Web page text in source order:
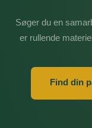
Søger du en
er rullende
Find din